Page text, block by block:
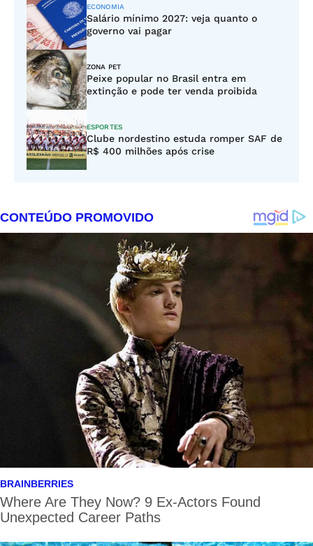
ECONOMIA
Salário mínimo 2027: veja quanto o
governo vai pagar
ZONA PET
Peixe popular no Brasil entra em
extinção e pode ter venda proibida
ESPORTES
Clube nordestino estuda romper SAF de
R$ 400 milhões após crise